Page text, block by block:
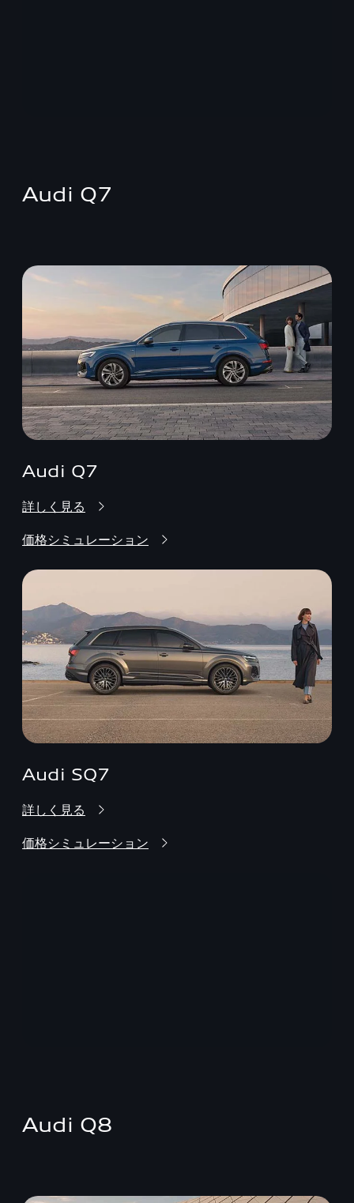
Audi Q7
Audi Q7
詳しく見る
価格シミュレーション
Audi SQ7
詳しく見る
価格シミュレーション
Audi Q8